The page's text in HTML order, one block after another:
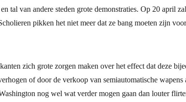
tal van andere steden grote demonstraties. Op 20
pikken het niet meer dat ze bang moeten zijn
zich grote zorgen maken over het effect dat deze
of door de verkoop van semiautomatische
nog wel wat verder mogen gaan dan louter